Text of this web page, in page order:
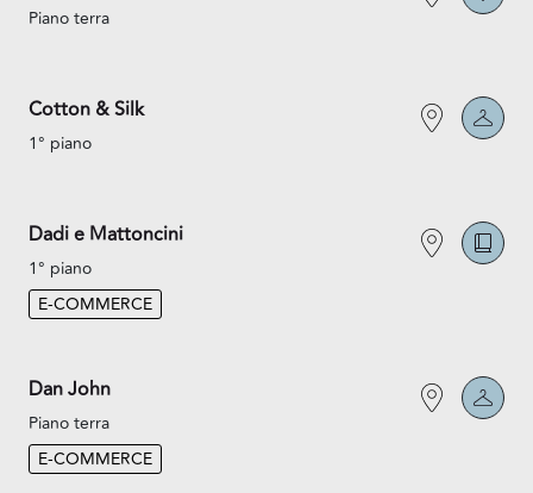
Piano terra
Cotton & Silk
1° piano
Dadi e Mattoncini
1° piano
E-COMMERCE
Dan John
Piano terra
E-COMMERCE